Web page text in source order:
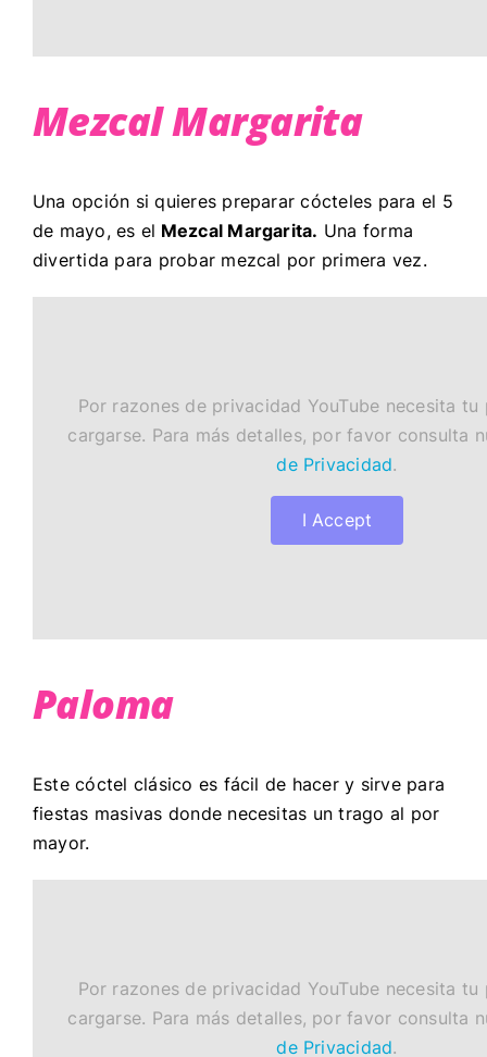
Mezcal Margarita
Una opción si quieres preparar cócteles para el 5
de mayo, es el Mezcal Margarita. Una forma
divertida para probar mezcal por primera vez.
Por razones de privacidad YouTube necesita tu
cargarse. Para más detalles, por favor consulta
de Privacidad.
I Accept
Paloma
Este cóctel clásico es fácil de hacer y sirve para
fiestas masivas donde necesitas un trago al por
mayor.
Por razones de privacidad YouTube necesita tu
cargarse. Para más detalles, por favor consulta
de Privacidad.